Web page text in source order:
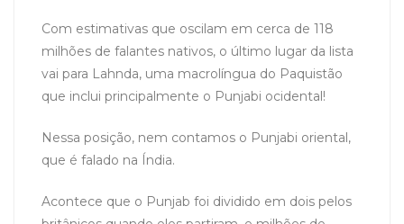
Com estimativas que oscilam em cerca de 118
milhões de falantes nativos, o último lugar da lista
vai para Lahnda, uma macrolíngua do Paquistão
que inclui principalmente o Punjabi ocidental!
Nessa posição, nem contamos o Punjabi oriental,
que é falado na Índia.
Acontece que o Punjab foi dividido em dois pelos